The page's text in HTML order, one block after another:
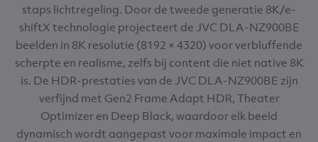
staps lichtregeling. Door de tweede generatie 8K/e-
shiftX technologie projecteert de JVC DLA-NZ900BE
beelden in 8K resolutie (8192 × 4320) voor verbluffende
scherpte en realisme, zelfs bij content die niet native 8K
is. De HDR-prestaties van de JVC DLA-NZ900BE zijn
verfijnd met Gen2 Frame Adapt HDR, Theater
Optimizer en Deep Black, waardoor elk beeld
dynamisch wordt aangepast voor maximale impact en